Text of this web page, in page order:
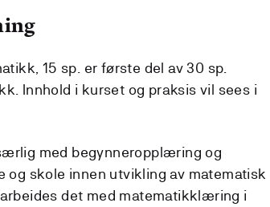
15 sp. er første del av 30 sp.
Innhold i kurset og praksis vil sees i
med begynneropplæring og
og skole innen utvikling av matematisk
det med matematikklæring i